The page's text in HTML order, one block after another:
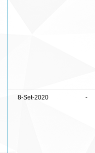
8-Set-2020 -